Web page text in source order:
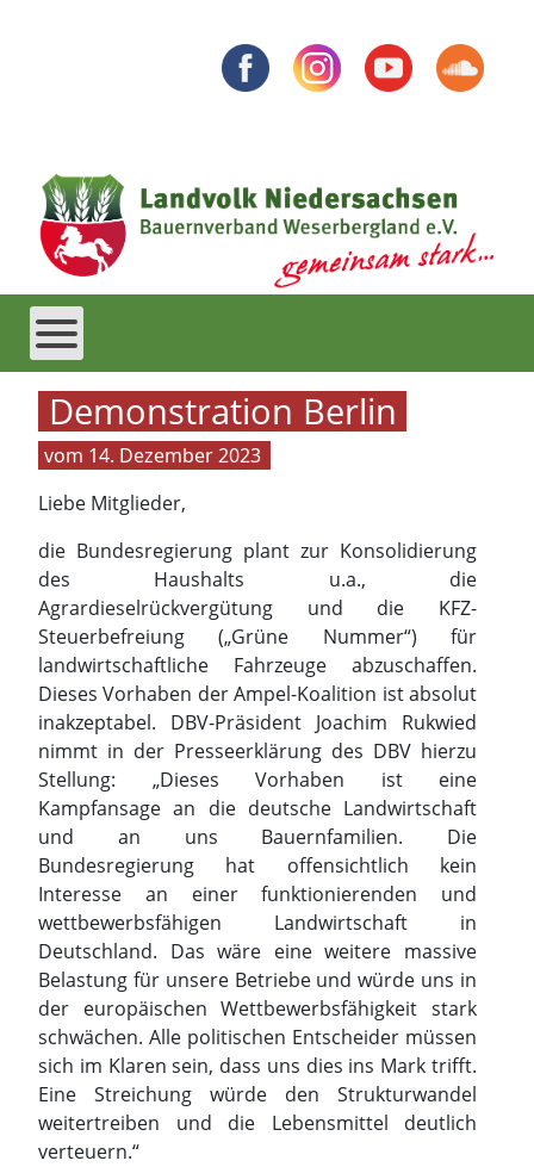
Demonstration Berlin
14. Dezember 2023
Liebe Mitglieder,
die Bundesregierung plant zur Konsolidierung
des Haushalts u.a., die
Agrardieselrückvergütung und die KFZ-
Steuerbefreiung („Grüne Nummer“) für
landwirtschaftliche Fahrzeuge abzuschaffen.
Dieses Vorhaben der Ampel-Koalition ist absolut
inakzeptabel. DBV-Präsident Joachim Rukwied
nimmt in der Presseerklärung des DBV hierzu
Stellung: „Dieses Vorhaben ist eine
Kampfansage an die deutsche Landwirtschaft
und an uns Bauernfamilien. Die
Bundesregierung hat offensichtlich kein
Interesse an einer funktionierenden und
wettbewerbsfähigen Landwirtschaft in
Deutschland. Das wäre eine weitere massive
Belastung für unsere Betriebe und würde uns in
der europäischen Wettbewerbsfähigkeit stark
schwächen. Alle politischen Entscheider müssen
sich im Klaren sein, dass uns dies ins Mark trifft.
Eine Streichung würde den Strukturwandel
weitertreiben und die Lebensmittel deutlich
verteuern.“